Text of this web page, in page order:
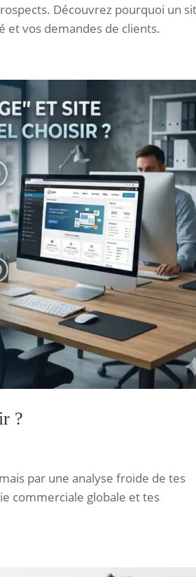
Découvrez pourquoi un
vos demandes de clients.
?
par une analyse froide de tes
commerciale globale et tes